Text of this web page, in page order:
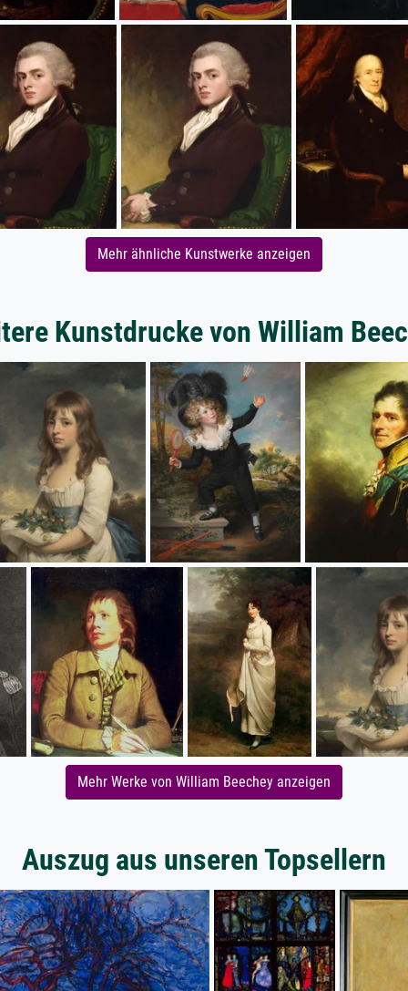
Mehr ähnliche Kunstwerke anzeigen
Kunstdrucke von William
Mehr Werke von William Beechey anzeigen
Auszug aus unseren Topsellern